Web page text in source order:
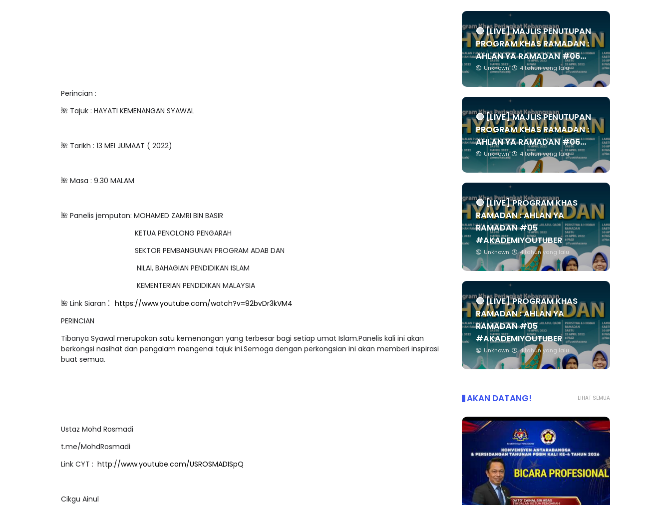
Perincian :
🌺 Tajuk : HAYATI KEMENANGAN SYAWAL
🌺 Tarikh : 13 MEI JUMAAT ( 2022)
🌺 Masa : 9.30 MALAM
🌺 Panelis jemputan: MOHAMED ZAMRI BIN BASIR
KETUA PENOLONG PENGARAH
SEKTOR PEMBANGUNAN PROGRAM ADAB DAN
NILAI, BAHAGIAN PENDIDIKAN ISLAM
KEMENTERIAN PENDIDIKAN MALAYSIA
🌺 Link Siaran : https://www.youtube.com/watch?v=92bvDr3kVM4
PERINCIAN
Tibanya Syawal merupakan satu kemenangan yang terbesar bagi setiap umat Islam.Panelis kali ini akan
berkongsi nasihat dan pengalam mengenai tajuk ini.Semoga dengan perkongsian ini akan memberi inspirasi
buat semua.
Ustaz Mohd Rosmadi
t.me/MohdRosmadi
Link CYT : http://www.youtube.com/USROSMADISpQ
Cikgu Ainul
🔴 [LIVE] MAJLIS PENUTUPAN
PROGRAM KHAS RAMADAN :
AHLAN YA RAMADAN #06...
Unknown 4 tahun yang lalu
🔴 [LIVE] MAJLIS PENUTUPAN
PROGRAM KHAS RAMADAN :
AHLAN YA RAMADAN #06...
Unknown 4 tahun yang lalu
🔴 [LIVE] PROGRAM KHAS
RAMADAN : AHLAN YA
RAMADAN #05
#AKADEMIYOUTUBER
Unknown 4 tahun yang lalu
🔴 [LIVE] PROGRAM KHAS
RAMADAN : AHLAN YA
RAMADAN #05
#AKADEMIYOUTUBER
Unknown 4 tahun yang lalu
LIHAT SEMUA
AKAN DATANG!